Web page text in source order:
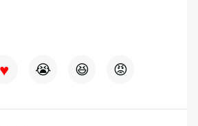
♥ 😭 😆 😡